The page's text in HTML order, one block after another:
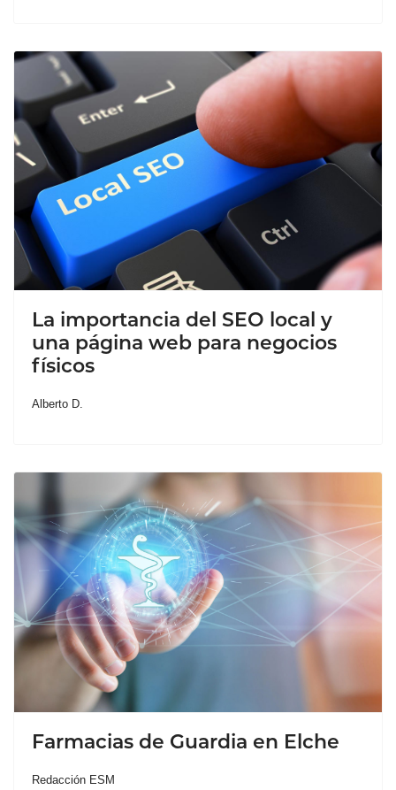
La importancia del SEO local y
una página web para negocios
físicos
Alberto D.
Farmacias de Guardia en Elche
Redacción ESM